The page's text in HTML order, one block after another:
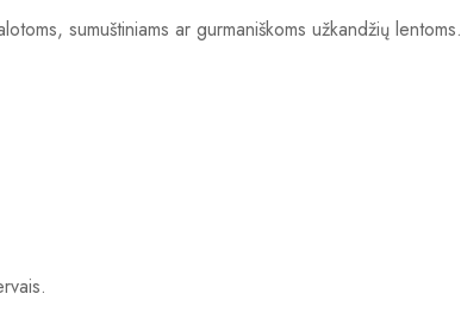
sumuštiniams ar gurmaniškoms užkandžių lentoms.